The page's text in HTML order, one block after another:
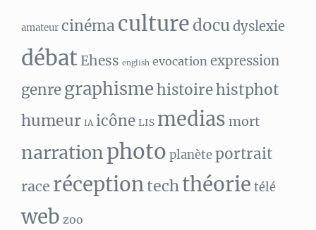
amateur cinémaculture docudyslexie
débat Ehess english evocation expression
genregraphismehistoirehistphot
humeur IA icône LIS medias mort
narrationphoto planèteportrait
race réceptiontechthéorie télé
web zoo